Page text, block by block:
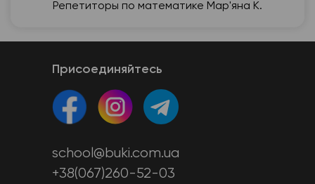
Репетиторы по математике Мар'яна К.
Присоединяйтесь
school@buki.com.ua
+38(067)260-52-03